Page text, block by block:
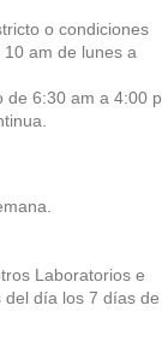
o condiciones
am de lunes a
de 6:30 am a 4:00
Laboratorios e
del día los 7 días